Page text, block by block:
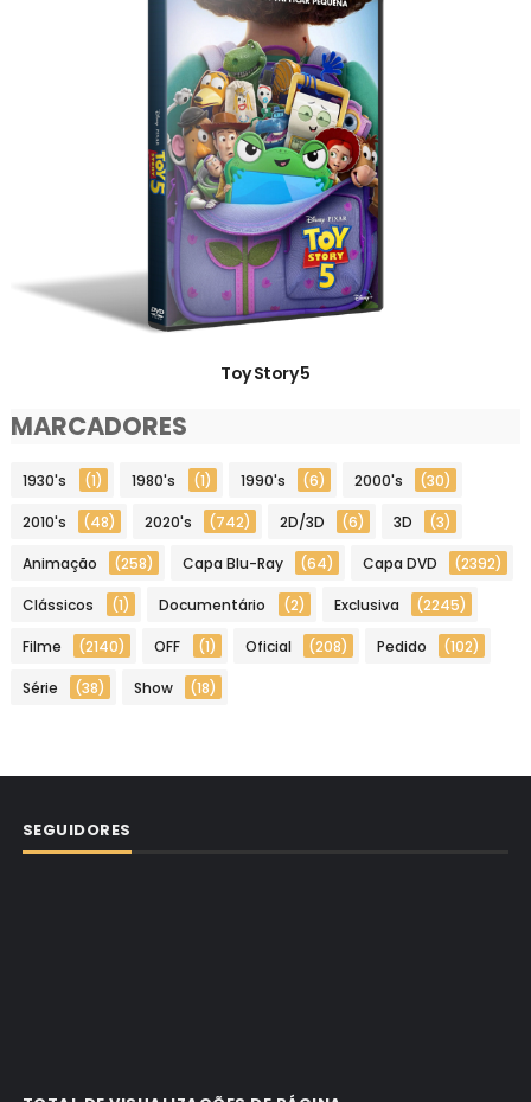
Toy Story 5
MARCADORES
1930's (1) 1980's (1) 1990's (6) 2000's (30)
2010's (48) 2020's (742) 2D/3D (6) 3D (3)
Animação (258) Capa Blu-Ray (64) Capa DVD (2392)
Clássicos (1) Documentário (2) Exclusiva (2245)
Filme (2140) OFF (1) Oficial (208) Pedido (102)
Série (38) Show (18)
SEGUIDORES